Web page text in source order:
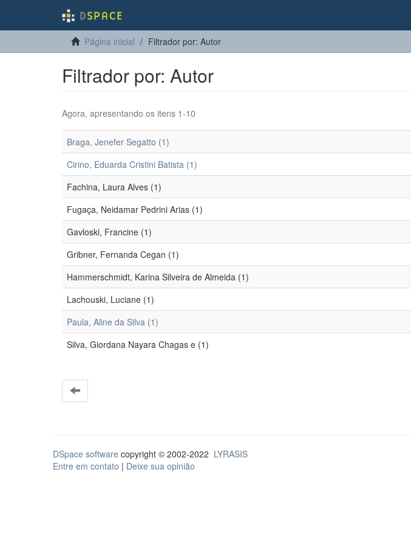
Página inicial Filtrador por: Autor
Filtrador por: Autor
Agora, apresentando os itens 1-10
Braga, Jenefer Segatto (1)
Cirino, Eduarda Cristini Batista (1)
Fachina, Laura Alves (1)
Fugaça, Neidamar Pedrini Arias (1)
Gavloski, Francine (1)
Gribner, Fernanda Cegan (1)
Hammerschmidt, Karina Silveira de Almeida (1)
Lachouski, Luciane (1)
Paula, Aline da Silva (1)
Silva, Giordana Nayara Chagas e (1)
DSpace software copyright © 2002-2022 LYRASIS
Entre em contato | Deixe sua opinião